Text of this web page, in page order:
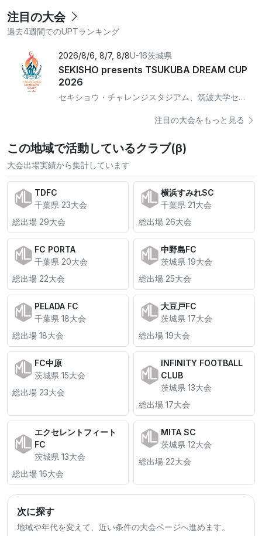
注目の大会
過去4週間でのUPTランキング
2026/8/6, 8/7, 8/8U-16茨城県
SEKISHO presents TSUKUBA DREAM CUP
2026
セキショウ・チャレンジスタジアム、筑波大学セキショウフィールド、Tフィールド
注目の大会をもっと見る
この地域で活動しているクラブ(β)
大会出場実績から集計しています
TDFC
千葉県 23大会
総出場 29大会
横浜すみれSC
千葉県 21大会
総出場 26大会
FC PORTA
千葉県 20大会
総出場 22大会
中野島FC
茨城県 19大会
総出場 25大会
PELADA FC
千葉県 18大会
総出場 18大会
大豆戸FC
茨城県 17大会
総出場 19大会
FC中原
茨城県 15大会
総出場 23大会
INFINITY FOOTBALL
CLUB
茨城県 13大会
総出場 17大会
エクセレントフィート
FC
茨城県 13大会
総出場 16大会
MITA SC
茨城県 12大会
総出場 22大会
次に探す
地域や年代を変えて、近い条件の大会ページへ進めます。